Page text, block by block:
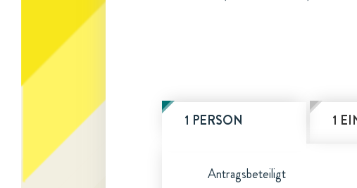
1 PERSON 1
Antragsbeteiligt